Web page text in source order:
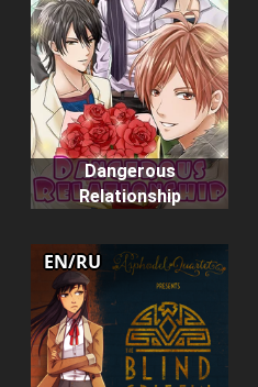
Dangerous
Relationship
EN/RU